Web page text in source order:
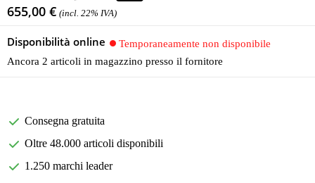
655,00 € (incl. 22% IVA)
Disponibilità online
Temporaneamente non disponibile
Ancora 2 articoli in magazzino presso il fornitore
Consegna gratuita
Oltre 48.000 articoli disponibili
1.250 marchi leader